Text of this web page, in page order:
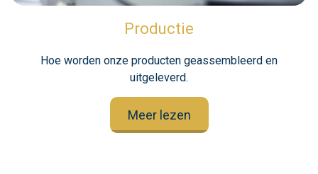
Productie
Hoe worden onze producten geassembleerd en
uitgeleverd.
Meer lezen